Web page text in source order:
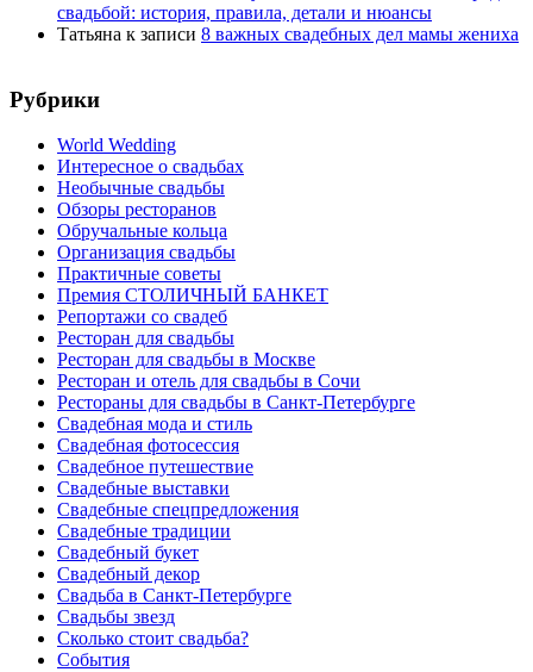
свадьбой: история, правила, детали и нюансы
Татьяна к записи 8 важных свадебных дел мамы жениха
Рубрики
World Wedding
Интересное о свадьбах
Необычные свадьбы
Обзоры ресторанов
Обручальные кольца
Организация свадьбы
Практичные советы
Премия СТОЛИЧНЫЙ БАНКЕТ
Репортажи со свадеб
Ресторан для свадьбы
Ресторан для свадьбы в Москве
Ресторан и отель для свадьбы в Сочи
Рестораны для свадьбы в Санкт-Петербурге
Свадебная мода и стиль
Свадебная фотосессия
Свадебное путешествие
Свадебные выставки
Свадебные спецпредложения
Свадебные традиции
Свадебный букет
Свадебный декор
Свадьба в Санкт-Петербурге
Свадьбы звезд
Сколько стоит свадьба?
События